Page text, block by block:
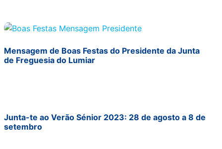
Mensagem de Boas Festas do Presidente da Junta
de Freguesia do Lumiar
Junta-te ao Verão Sénior 2023: 28 de agosto a 8 de
setembro